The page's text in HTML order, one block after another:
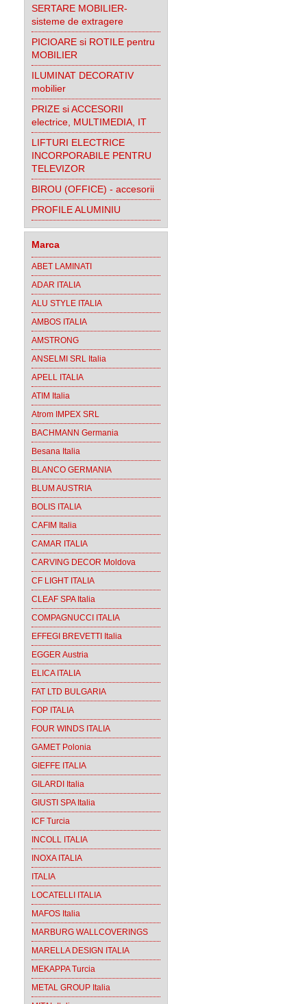
SERTARE MOBILIER-
sisteme de extragere
PICIOARE si ROTILE pentru
MOBILIER
ILUMINAT DECORATIV
mobilier
PRIZE si ACCESORII
electrice, MULTIMEDIA, IT
LIFTURI ELECTRICE
INCORPORABILE PENTRU
TELEVIZOR
BIROU (OFFICE) - accesorii
PROFILE ALUMINIU
Marca
ABET LAMINATI
ADAR ITALIA
ALU STYLE ITALIA
AMBOS ITALIA
AMSTRONG
ANSELMI SRL Italia
APELL ITALIA
ATIM Italia
Atrom IMPEX SRL
BACHMANN Germania
Besana Italia
BLANCO GERMANIA
BLUM AUSTRIA
BOLIS ITALIA
CAFIM Italia
CAMAR ITALIA
CARVING DECOR Moldova
CF LIGHT ITALIA
CLEAF SPA Italia
COMPAGNUCCI ITALIA
EFFEGI BREVETTI Italia
EGGER Austria
ELICA ITALIA
FAT LTD BULGARIA
FOP ITALIA
FOUR WINDS ITALIA
GAMET Polonia
GIEFFE ITALIA
GILARDI Italia
GIUSTI SPA Italia
ICF Turcia
INCOLL ITALIA
INOXA ITALIA
ITALIA
LOCATELLI ITALIA
MAFOS Italia
MARBURG WALLCOVERINGS
MARELLA DESIGN ITALIA
MEKAPPA Turcia
METAL GROUP Italia